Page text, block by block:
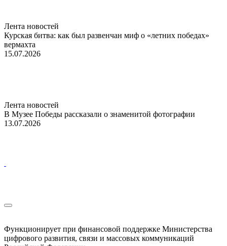
Лента новостей
Курская битва: как был развенчан миф о «летних победах»
вермахта
15.07.2026
Лента новостей
В Музее Победы рассказали о знаменитой фотографии
13.07.2026
Функционирует при финансовой поддержке Министерства
цифрового развития, связи и массовых коммуникаций